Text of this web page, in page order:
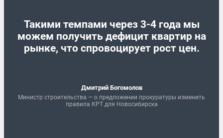
Такими темпами через 3-4 года мы
можем получить дефицит квартир на
рынке, что спровоцирует рост цен.
Дмитрий Богомолов
Министр строительства — о предложении прокуратуры изменить
правила КРТ для Новосибирска